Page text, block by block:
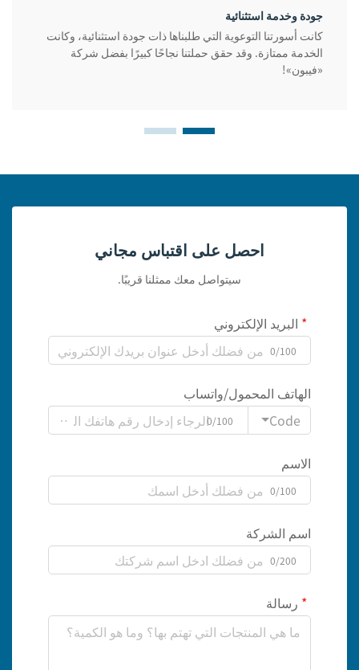
جودة وخدمة استثنائية
كانت أسورتنا التوعوية التي طلبناها ذات جودة استثنائية، وكانت
الخدمة ممتازة. وقد حقق حملتنا نجاحًا كبيرًا بفضل شركة
«فيبون»!
احصل على اقتباس مجاني
سيتواصل معك ممثلنا قريبًا.
البريد الإلكتروني
0/100
الهاتف المحمول/واتساب
Code
0/100
الاسم
0/100
اسم الشركة
0/200
رسالة